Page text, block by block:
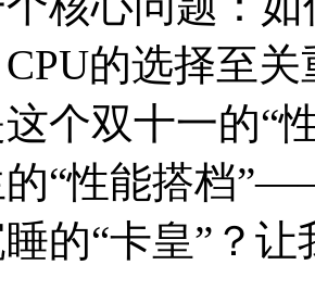
的选择至
个双十一的“
“性能搭档
的“卡皇”？